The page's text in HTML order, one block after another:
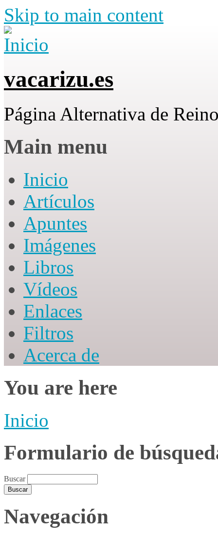
Skip to main content
vacarizu.es
Página Alternativa de
Main menu
Inicio
Artículos
Apuntes
Imágenes
Libros
Vídeos
Enlaces
Filtros
Acerca de
You are here
Inicio
Formulario de
Buscar
Navegación